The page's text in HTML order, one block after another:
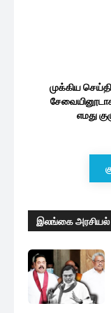
முக்கிய
எமது
இலங்கை அரசியல்